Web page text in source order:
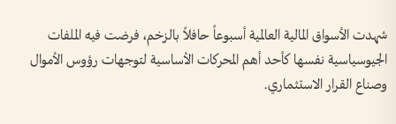
شهدت الأسواق المالية العالمية أسبوعاً حافلاً بالزخم، فرضت فيه الملفات
الجيوسياسية نفسها كأحد أهم المحركات الأساسية لتوجهات رؤوس الأموال
وصناع القرار الاستثماري.